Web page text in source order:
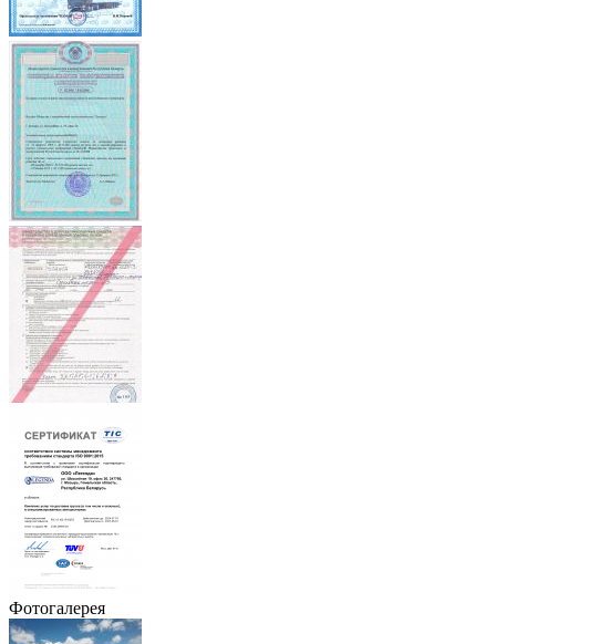
Фотогалерея